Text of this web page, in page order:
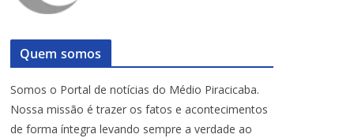
Quem somos
Somos o Portal de notícias do Médio Piracicaba.
Nossa missão é trazer os fatos e acontecimentos
de forma íntegra levando sempre a verdade ao